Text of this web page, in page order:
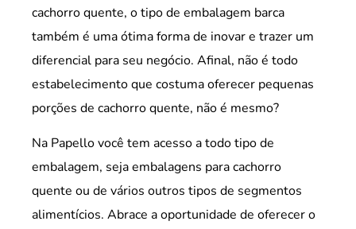
cachorro quente, o tipo de embalagem barca
também é uma ótima forma de inovar e trazer um
diferencial para seu negócio. Afinal, não é todo
estabelecimento que costuma oferecer pequenas
porções de cachorro quente, não é mesmo?
Na Papello você tem acesso a todo tipo de
embalagem, seja embalagens para cachorro
quente ou de vários outros tipos de segmentos
alimentícios. Abrace a oportunidade de oferecer o